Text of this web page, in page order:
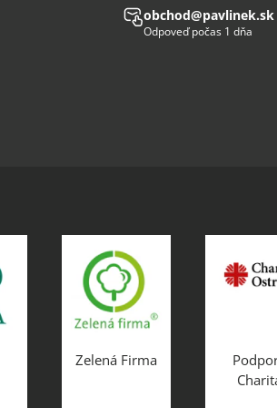
obchod@pavlinek.sk
Odpoveď počas 1 dňa
Zelená Firma